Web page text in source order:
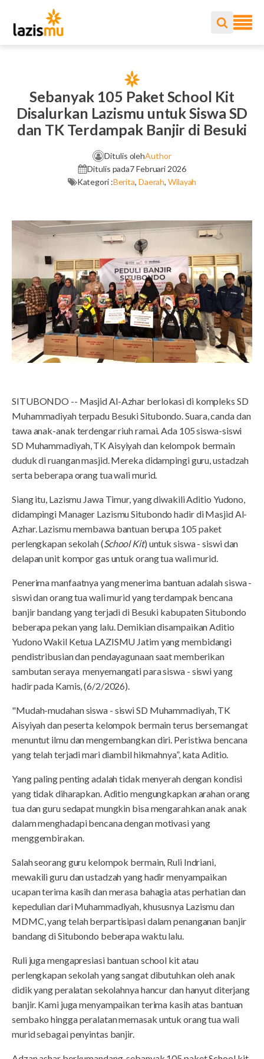
Sebanyak 105 Paket School Kit
Disalurkan Lazismu untuk Siswa SD
dan TK Terdampak Banjir di Besuki
Ditulis olehAuthor
Ditulis pada7 Februari 2026
Kategori :Berita, Daerah,Wilayah
SITUBONDO -- Masjid Al-Azhar berlokasi di kompleks SD
Muhammadiyah terpadu Besuki Situbondo. Suara, canda dan
tawa anak-anak terdengar riuh ramai. Ada 105 siswa-siswi
SD Muhammadiyah, TK Aisyiyah dan kelompok bermain
duduk di ruangan masjid. Mereka didampingi guru, ustadzah
serta beberapa orang tua wali murid.
Siang itu, Lazismu Jawa Timur, yang diwakili Aditio Yudono,
didampingi Manager Lazismu Situbondo hadir di Masjid Al-
Azhar. Lazismu membawa bantuan berupa 105 paket
perlengkapan sekolah (School Kit) untuk siswa - siswi dan
delapan unit kompor gas untuk orang tua wali murid.
Penerima manfaatnya yang menerima bantuan adalah siswa -
siswi dan orang tua wali murid yang terdampak bencana
banjir bandang yang terjadi di Besuki kabupaten Situbondo
beberapa pekan yang lalu. Demikian disampaikan Aditio
Yudono Wakil Ketua LAZISMU Jatim yang membidangi
pendistribusian dan pendayagunaan saat memberikan
sambutan seraya menyemangati para siswa - siswi yang
hadir pada Kamis, (6/2/2026).
"Mudah-mudahan siswa - siswi SD Muhammadiyah, TK
Aisyiyah dan peserta kelompok bermain terus bersemangat
menuntut ilmu dan mengembangkan diri. Peristiwa bencana
yang telah terjadi mari diambil hikmahnya”, kata Aditio.
Yang paling penting adalah tidak menyerah dengan kondisi
yang tidak diharapkan. Aditio mengungkapkan arahan orang
tua dan guru sedapat mungkin bisa mengarahkan anak anak
dalam menghadapi bencana dengan motivasi yang
menggembirakan.
Salah seorang guru kelompok bermain, Ruli Indriani,
mewakili guru dan ustadzah yang hadir menyampaikan
ucapan terima kasih dan merasa bahagia atas perhatian dan
kepedulian dari Muhammadiyah, khususnya Lazismu dan
MDMC, yang telah berpartisipasi dalam penanganan banjir
bandang di Situbondo beberapa waktu lalu.
Ruli juga mengapresiasi bantuan school kit atau
perlengkapan sekolah yang sangat dibutuhkan oleh anak
didik yang peralatan sekolahnya hancur dan hanyut diterjang
banjir. Kami juga menyampaikan terima kasih atas bantuan
sembako hingga peralatan memasak untuk orang tua wali
murid sebagai penyintas banjir.